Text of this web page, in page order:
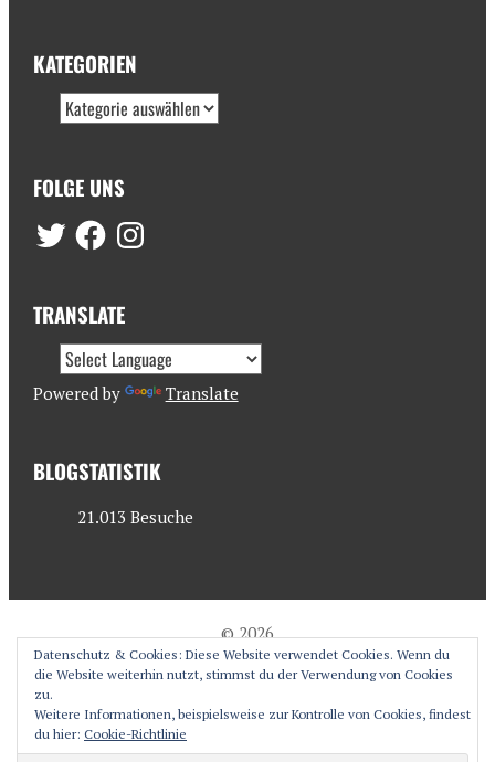
KATEGORIEN
FOLGE UNS
TRANSLATE
Powered by Translate
BLOGSTATISTIK
21.013 Besuche
© 2026
antjesoasis.com
Datenschutz & Cookies: Diese Website verwendet Cookies. Wenn du
die Website weiterhin nutzt, stimmst du der Verwendung von Cookies
zu.
Weitere Informationen, beispielsweise zur Kontrolle von Cookies, findest
du hier: Cookie-Richtlinie